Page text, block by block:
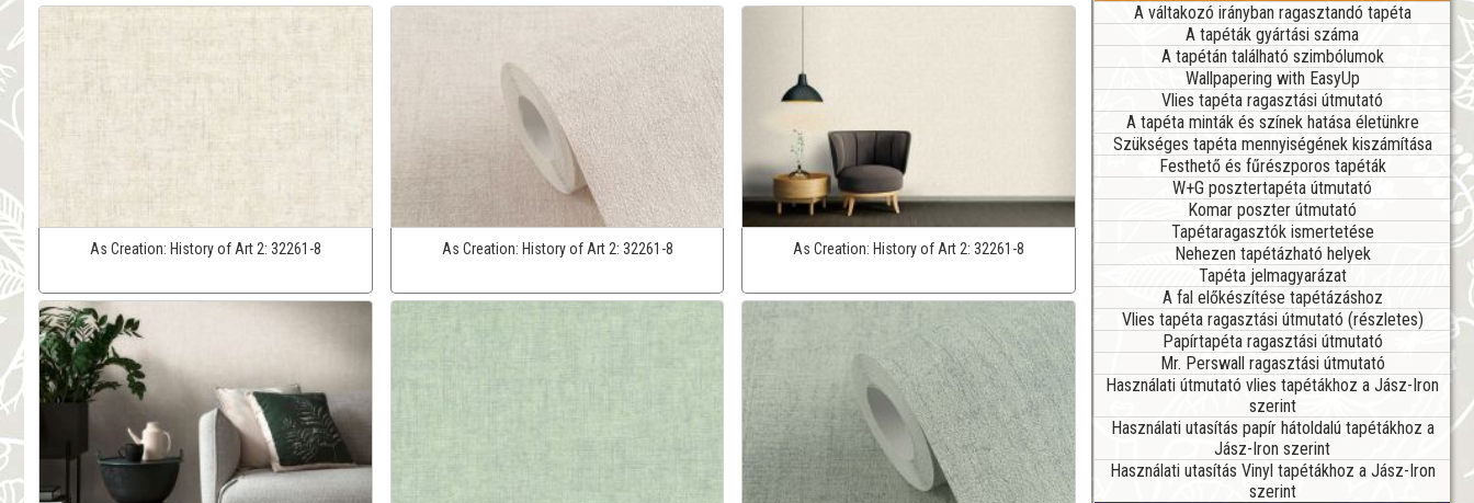
As Creation: History of Art 2: 32261-8 As Creation: History of Art 2: 32261-8 As Creation: History of Art 2:32261-8
A váltakozó irányban ragasztandó tapéta
A tapéták gyártási száma
A tapétán található szimbólumok
Wallpapering with EasyUp
Vlies tapéta ragasztási útmutató
A tapéta minták és színek hatása életünkre
Szükséges tapéta mennyiségének kiszámítása
Festhető és fűrészporos tapéták
W+G posztertapéta útmutató
Komar poszter útmutató
Tapétaragasztók ismertetése
Nehezen tapétázható helyek
Tapéta jelmagyarázat
A fal előkészítése tapétázáshoz
Vlies tapéta ragasztási útmutató (részletes)
Papírtapéta ragasztási útmutató
Mr. Perswall ragasztási útmutató
Használati útmutató vlies tapétákhoz a Jász-Iron
szerint
Használati utasítás papír hátoldalú tapétákhoz a
Jász-Iron szerint
Használati utasítás Vinyl tapétákhoz a Jász-Iron
szerint